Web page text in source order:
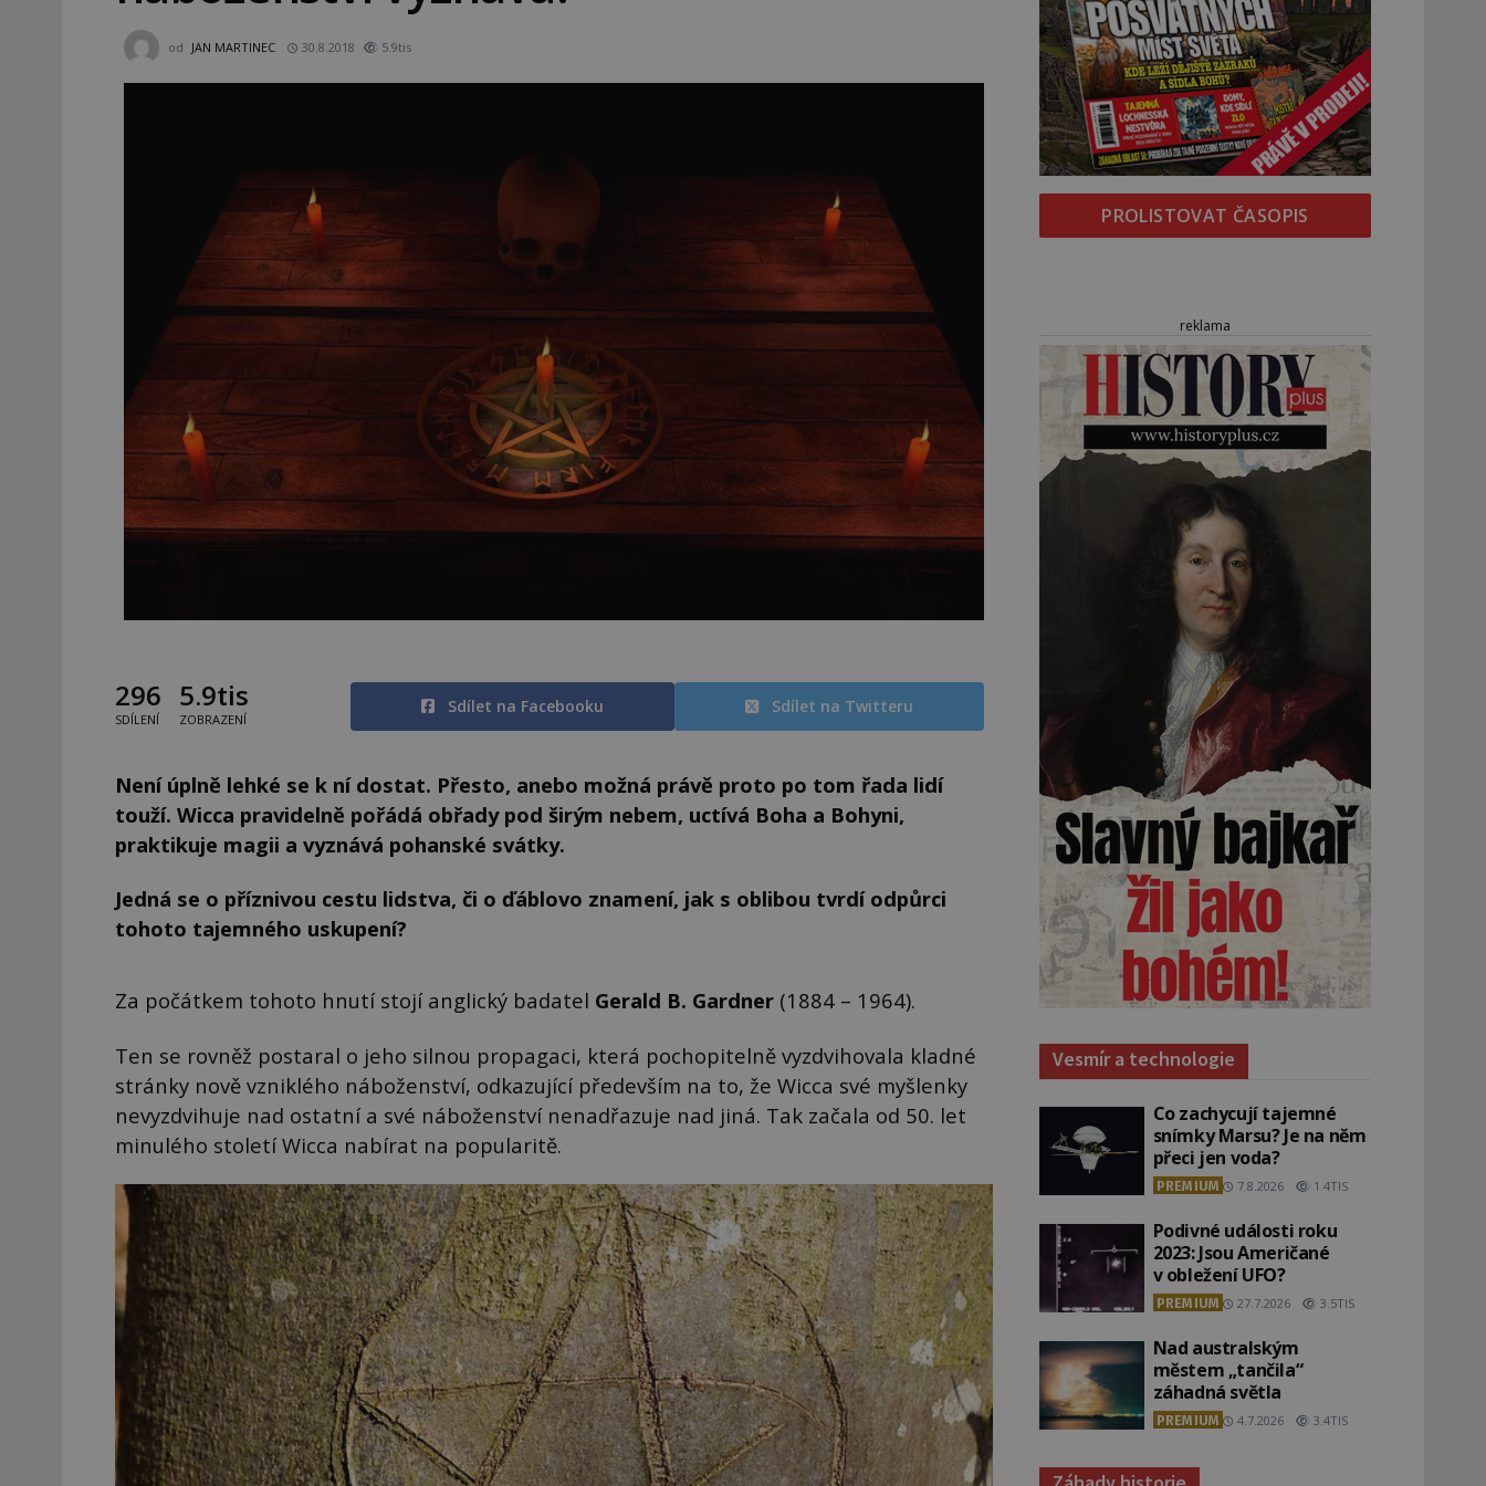
od JAN MARTINEC 30.8.2018 5.9tis
296
SDÍLENÍ
5.9tis
ZOBRAZENÍ
Sdílet na Facebooku Sdílet na Twitteru
Není úplně lehké se k ní dostat. Přesto, anebo možná právě proto po tom řada lidí
touží. Wicca pravidelně pořádá obřady pod širým nebem, uctívá Boha a Bohyni,
praktikuje magii a vyznává pohanské svátky.
Jedná se o příznivou cestu lidstva, či o ďáblovo znamení, jak s oblibou tvrdí odpůrci
tohoto tajemného uskupení?
Za počátkem tohoto hnutí stojí anglický badatel Gerald B. Gardner (1884 – 1964).
Ten se rovněž postaral o jeho silnou propagaci, která pochopitelně vyzdvihovala kladné
stránky nově vzniklého náboženství, odkazující především na to, že Wicca své myšlenky
nevyzdvihuje nad ostatní a své náboženství nenadřazuje nad jiná. Tak začala od 50. let
minulého století Wicca nabírat na popularitě.
PROLISTOVAT ČASOPIS
reklama
Vesmír a technologie
Co zachycují tajemné
snímky Marsu? Je na něm
přeci jen voda?
PREMIUM 7.8.2026 1.4TIS
Podivné události roku
2023: Jsou Američané
v obležení UFO?
PREMIUM 27.7.2026 3.5TIS
Nad australským
městem „tančila“
záhadná světla
PREMIUM 4.7.2026 3.4TIS